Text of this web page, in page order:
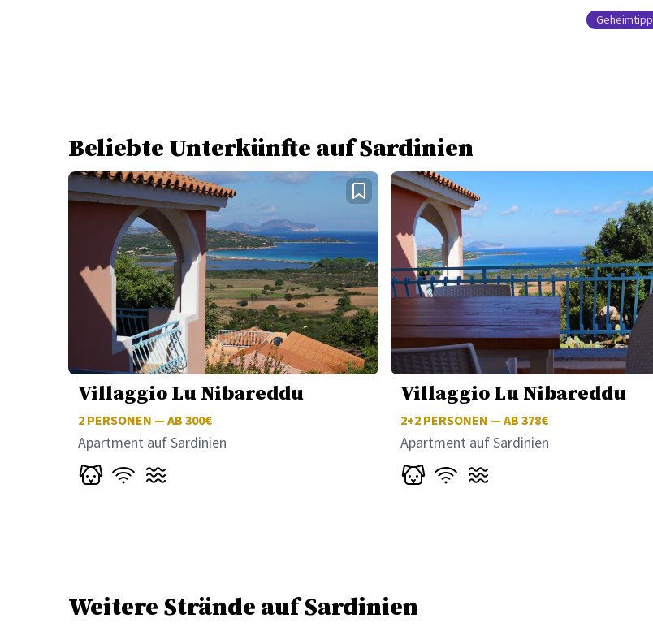
Geheimtipp
Beliebte Unterkünfte auf Sardinien
Villaggio Lu Nibareddu
2 PERSONEN — AB 300€
Apartment auf Sardinien
Villaggio Lu Nibareddu
2+2PERSONEN — AB 378€
Apartment auf Sardinien
Weitere Strände auf Sardinien